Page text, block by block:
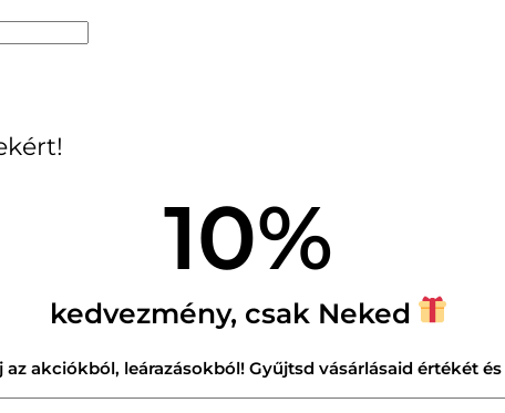
10%
kedvezmény, csak Neked
akciókból, leárazásokból! Gyűjtsd vásárlásaid értékét